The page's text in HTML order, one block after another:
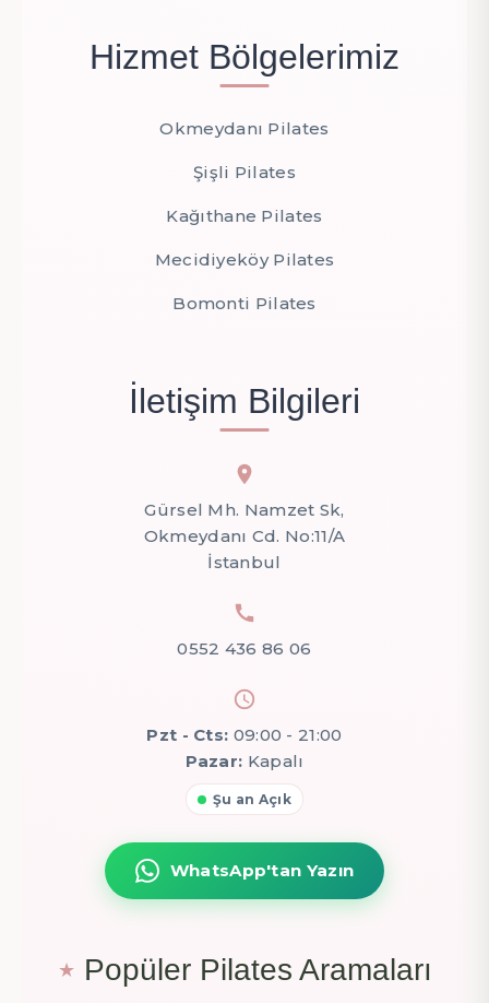
Hizmet Bölgelerimiz
Okmeydanı Pilates
Şişli Pilates
Kağıthane Pilates
Mecidiyeköy Pilates
Bomonti Pilates
İletişim Bilgileri
Gürsel Mh. Namzet Sk,
Okmeydanı Cd. No:11/A
İstanbul
0552 436 86 06
Pzt - Cts: 09:00 - 21:00
Pazar: Kapalı
Şu an Açık
WhatsApp'tan Yazın
Popüler Pilates Aramaları